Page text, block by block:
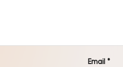
Email *